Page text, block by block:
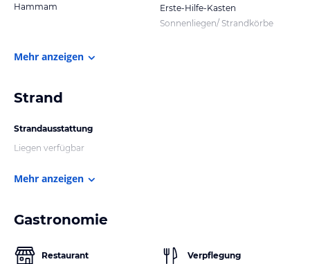
Hammam
Erste-Hilfe-Kasten
Sonnenliegen/ Strandkörbe
Mehr anzeigen
Strand
Strandausstattung
Liegen verfügbar
Mehr anzeigen
Gastronomie
Restaurant Verpflegung